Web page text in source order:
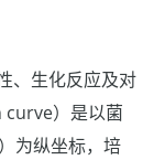
、生化反应及对
）是以菌
为纵坐标，培